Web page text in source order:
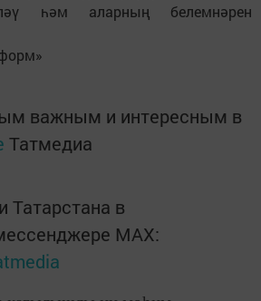
һәм аларның белемнәрен
важным и интересным в
Татмедиа
Татарстана в
MАХ: